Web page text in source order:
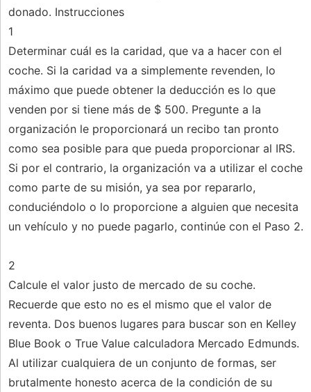
donado. Instrucciones
1
Determinar cuál es la caridad, que va a hacer con el
coche. Si la caridad va a simplemente revenden, lo
máximo que puede obtener la deducción es lo que
venden por si tiene más de $ 500. Pregunte a la
organización le proporcionará un recibo tan pronto
como sea posible para que pueda proporcionar al IRS.
Si por el contrario, la organización va a utilizar el coche
como parte de su misión, ya sea por repararlo,
conduciéndolo o lo proporcione a alguien que necesita
un vehículo y no puede pagarlo, continúe con el Paso 2.
2
Calcule el valor justo de mercado de su coche.
Recuerde que esto no es el mismo que el valor de
reventa. Dos buenos lugares para buscar son en Kelley
Blue Book o True Value calculadora Mercado Edmunds.
Al utilizar cualquiera de un conjunto de formas, ser
brutalmente honesto acerca de la condición de su